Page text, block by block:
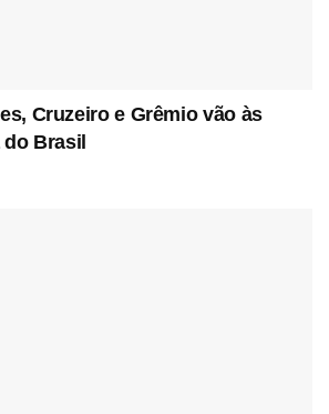
Cruzeiro e Grêmio vão às
Brasil